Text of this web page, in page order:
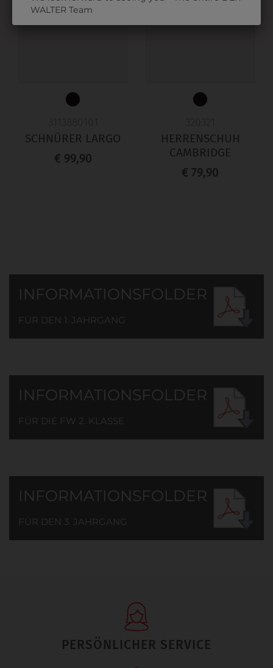
SCHNÜRER LARGO
€ 99,90
HERRENSCHUH
CAMBRIDGE
€ 79,90
INFORMATIONSFOLDER
FÜR DEN 1. JAHRGANG
INFORMATIONSFOLDER
FÜR DIE FW 2. KLASSE
INFORMATIONSFOLDER
FÜR DEN 3. JAHRGANG
PERSÖNLICHER SERVICE
WALTER Team